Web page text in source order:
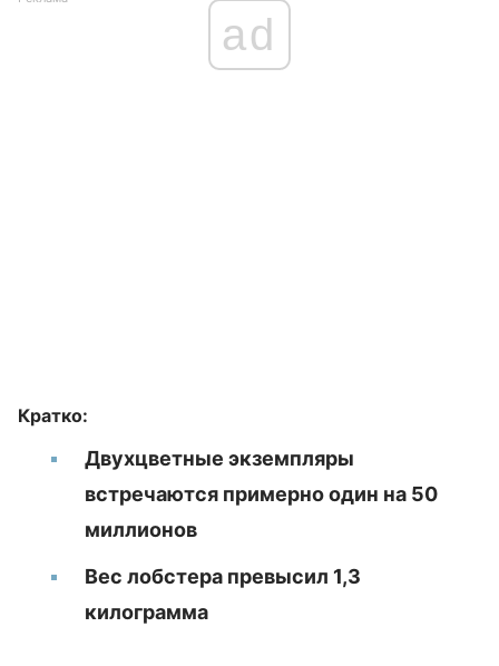
ad
Кратко:
Двухцветные экземпляры
встречаются примерно один на 50
миллионов
Вес лобстера превысил 1,3
килограмма